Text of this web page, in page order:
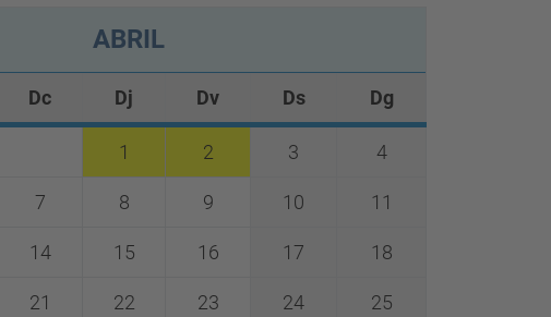
ABRIL
Dc Dj Dv Ds Dg
1 2 3 4
7 8 9 10 11
14 15 16 17 18
21 22 23 24 25